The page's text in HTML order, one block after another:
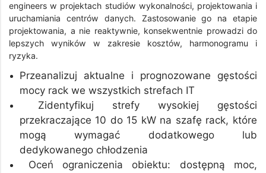
engineers w projektach studiów wykonalności, projektowania i
uruchamiania centrów danych. Zastosowanie go na etapie
projektowania, a nie reaktywnie, konsekwentnie prowadzi do
lepszych wyników w zakresie kosztów, harmonogramu i
ryzyka.
Przeanalizuj aktualne i prognozowane gęstości
mocy rack we wszystkich strefach IT
Zidentyfikuj strefy wysokiej gęstości
przekraczające 10 do 15 kW na szafę rack, które
mogą wymagać dodatkowego lub
dedykowanego chłodzenia
Oceń ograniczenia obiektu: dostępną moc,